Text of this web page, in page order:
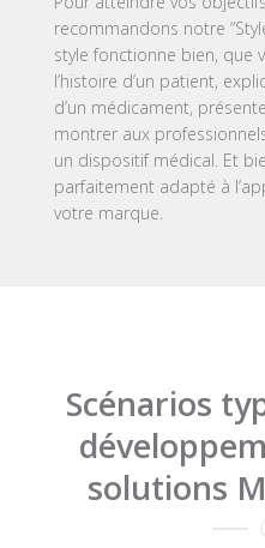
recommandons notre
style fonctionne bien, que
l’histoire d’un patient,
d’un médicament,
montrer aux
un dispositif médical. Et
parfaitement adapté à
votre marque.
Scénarios
solutions